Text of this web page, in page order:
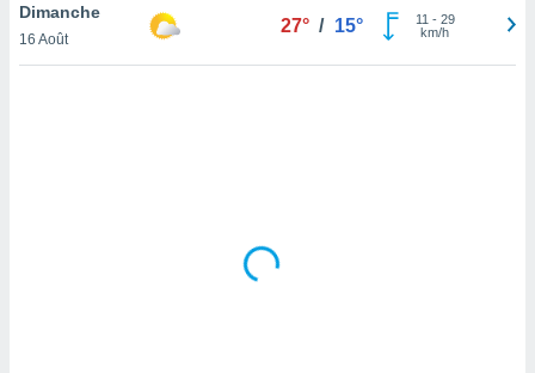
de
Dimanche
16 Août
27° / 15° 11 - 29
km/h